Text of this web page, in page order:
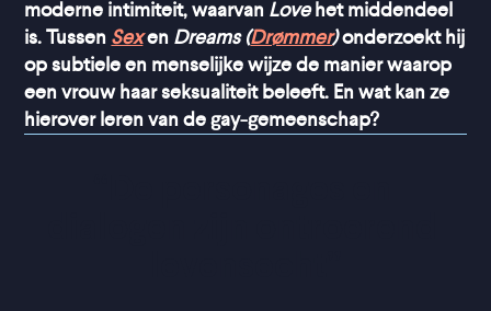
moderne intimiteit, waarvan Love het middendeel
is. Tussen Sex en Dreams (Drømmer)onderzoekt hij
op subtiele en menselijke wijze de manier waarop
een vrouw haar seksualiteit beleeft. En wat kan ze
hierover leren van de gay-gemeenschap?